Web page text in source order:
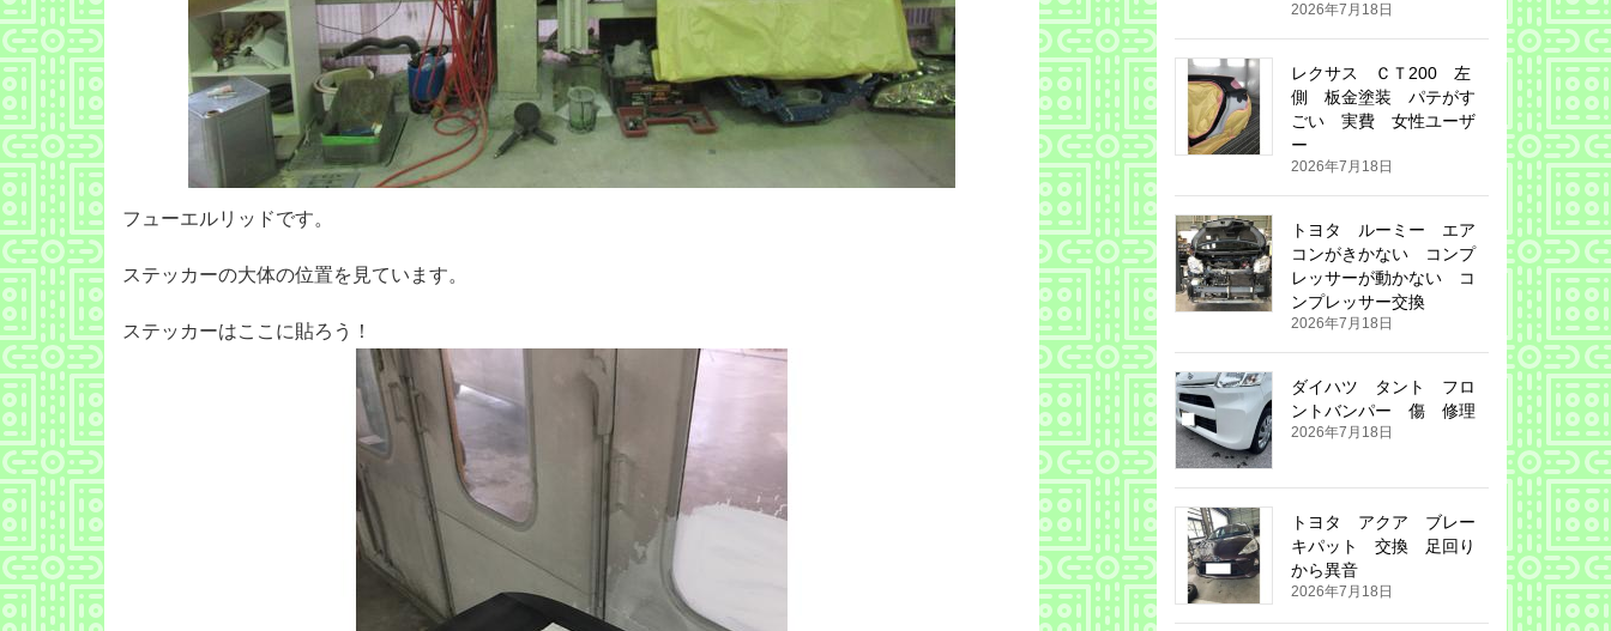
フューエルリッドです。
ステッカーの大体の位置を見ています。
ステッカーはここに貼ろう！
2026年7月18日
レクサス ＣＴ200 左
側 板金塗装 パテがす
ごい 実費 女性ユーザ
ー
2026年7月18日
トヨタ ルーミー エア
コンがきかない コンプ
レッサーが動かない コ
ンプレッサー交換
2026年7月18日
ダイハツ タント フロ
ントバンパー 傷 修理
2026年7月18日
トヨタ アクア ブレー
キパット 交換 足回り
から異音
2026年7月18日